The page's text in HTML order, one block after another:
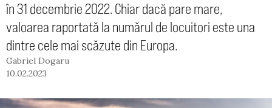
în 31 decembrie 2022. Chiar dacă pare mare,
valoarea raportată la numărul de locuitori este una
dintre cele mai scăzute din Europa.
Gabriel Dogaru
10.02.2023